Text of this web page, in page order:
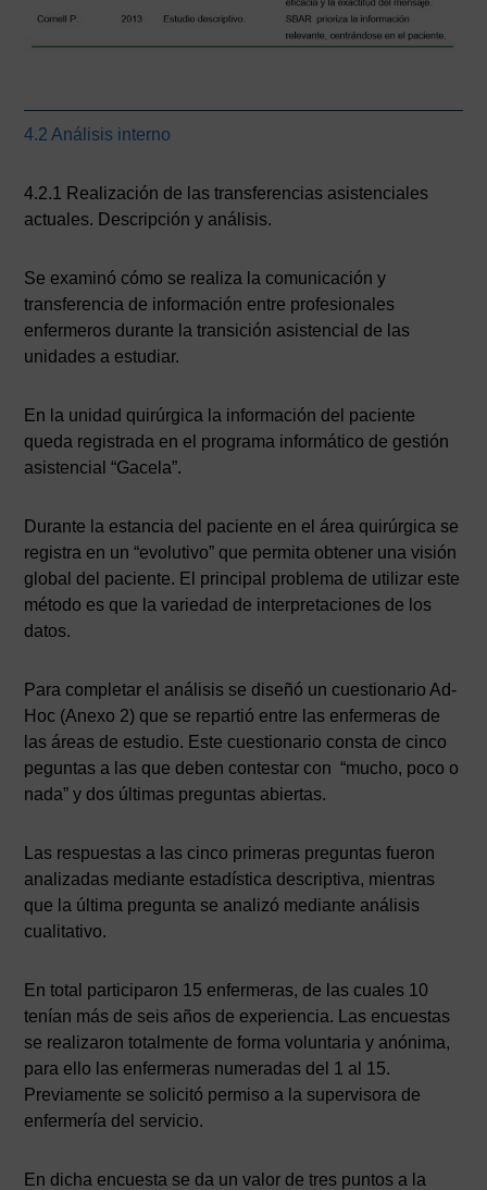
4.2 Análisis interno
4.2.1 Realización de las transferencias asistenciales
actuales. Descripción y análisis.
Se examinó cómo se realiza la comunicación y
transferencia de información entre profesionales
enfermeros durante la transición asistencial de las
unidades a estudiar.
En la unidad quirúrgica la información del paciente
queda registrada en el programa informático de gestión
asistencial “Gacela”.
Durante la estancia del paciente en el área quirúrgica se
registra en un “evolutivo” que permita obtener una visión
global del paciente. El principal problema de utilizar este
método es que la variedad de interpretaciones de los
datos.
Para completar el análisis se diseñó un cuestionario Ad-
Hoc (Anexo 2) que se repartió entre las enfermeras de
las áreas de estudio. Este cuestionario consta de cinco
peguntas a las que deben contestar con “mucho, poco o
nada” y dos últimas preguntas abiertas.
Las respuestas a las cinco primeras preguntas fueron
analizadas mediante estadística descriptiva, mientras
que la última pregunta se analizó mediante análisis
cualitativo.
En total participaron 15 enfermeras, de las cuales 10
tenían más de seis años de experiencia. Las encuestas
se realizaron totalmente de forma voluntaria y anónima,
para ello las enfermeras numeradas del 1 al 15.
Previamente se solicitó permiso a la supervisora de
enfermería del servicio.
En dicha encuesta se da un valor de tres puntos a la